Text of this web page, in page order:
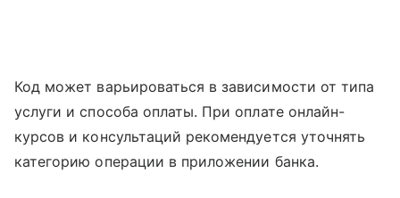
Код может варьироваться в зависимости от типа
услуги и способа оплаты. При оплате онлайн-
курсов и консультаций рекомендуется уточнять
категорию операции в приложении банка.